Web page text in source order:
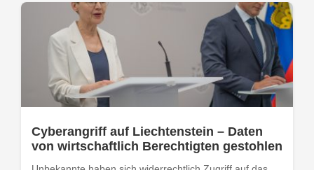
Cyberangriff auf Liechtenstein – Daten
von wirtschaftlich Berechtigten gestohlen